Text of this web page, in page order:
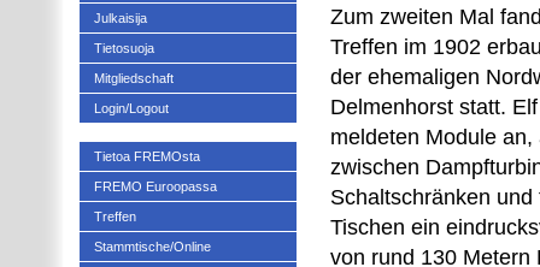
Zum zweiten Mal
Treffen im 1902
der ehemaligen
Delmenhorst statt.
meldeten Module
zwischen
Schaltschränken
Tischen ein
von rund 130 Metern
Julkaisija
Tietosuoja
Mitgliedschaft
Login/Logout
Tietoa FREMOsta
FREMO Euroopassa
Treffen
Stammtische/Online